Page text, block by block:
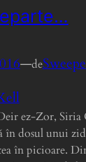
—de
ez-Zor, Siria
în dosul unui
în picioare.